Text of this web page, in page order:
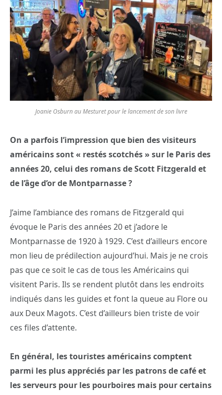
Joanie Osburn au Mesturet pour le lancement de son livre
On a parfois l’impression que bien des visiteurs
américains sont « restés scotchés » sur le Paris des
années 20, celui des romans de Scott Fitzgerald et
de l’âge d’or de Montparnasse ?
J’aime l’ambiance des romans de Fitzgerald qui
évoque le Paris des années 20 et j’adore le
Montparnasse de 1920 à 1929. C’est d’ailleurs encore
mon lieu de prédilection aujourd’hui. Mais je ne crois
pas que ce soit le cas de tous les Américains qui
visitent Paris. Ils se rendent plutôt dans les endroits
indiqués dans les guides et font la queue au Flore ou
aux Deux Magots. C’est d’ailleurs bien triste de voir
ces files d’attente.
En général, les touristes américains comptent
parmi les plus appréciés par les patrons de café et
les serveurs pour les pourboires mais pour certains